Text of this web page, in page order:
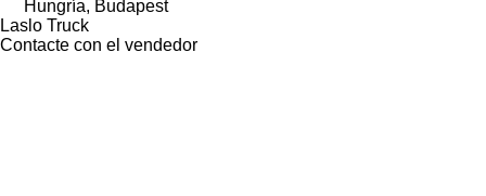
Hungría, Budapest
Laslo Truck
Contacte con el vendedor